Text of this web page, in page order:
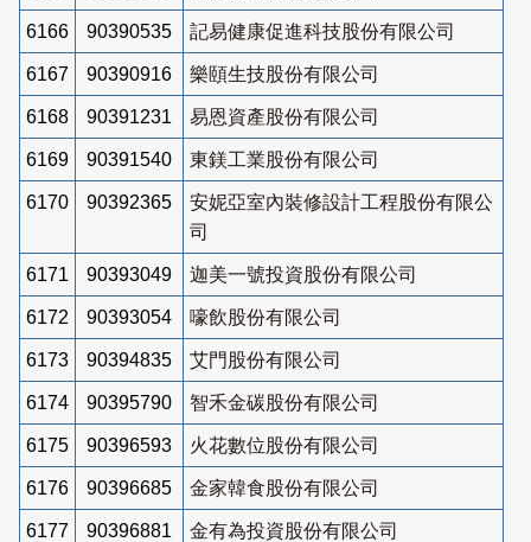
6166 90390535 記易健康促進科技股份有限公司
6167 90390916 樂頤生技股份有限公司
6168 90391231 易恩資產股份有限公司
6169 90391540 東鎂工業股份有限公司
6170 90392365
安妮亞室內裝修設計工程股份有限公
司
6171 90393049 迦美一號投資股份有限公司
6172 90393054 嚎飲股份有限公司
6173 90394835 艾門股份有限公司
6174 90395790 智禾金碳股份有限公司
6175 90396593 火花數位股份有限公司
6176 90396685 金家韓食股份有限公司
6177 90396881 金有為投資股份有限公司